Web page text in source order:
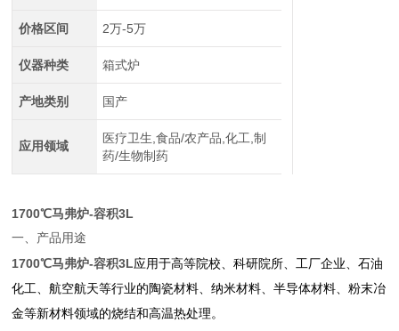
价格区间 2万-5万
仪器种类 箱式炉
产地类别 国产
应用领域
医疗卫生,食品/农产品,化工,制
药/生物制药
1700℃马弗炉-容积3L
一、产品用途
1700℃马弗炉-容积3L应用于高等院校、科研院所、工厂企业、石油
化工、航空航天等行业的陶瓷材料、纳米材料、半导体材料、粉末冶
金等新材料领域的烧结和高温热处理。